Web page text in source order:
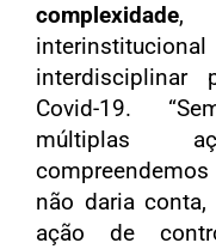
complexidade,
interdisciplinar
Covid-19.
múltiplas
não daria
ação de